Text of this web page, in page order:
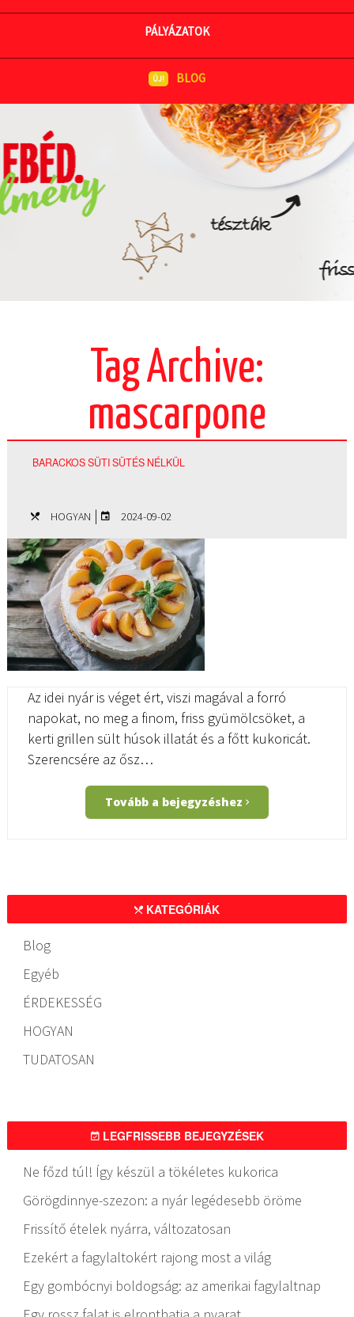
PÁLYÁZATOK
BLOG
Tag Archive:
mascarpone
BARACKOS SÜTI SÜTÉS NÉLKÜL
HOGYAN | 2024-09-02
Az idei nyár is véget ért, viszi magával a forró
napokat, no meg a finom, friss gyümölcsöket, a
kerti grillen sült húsok illatát és a főtt kukoricát.
Szerencsére az ősz…
Tovább a bejegyzéshez
KATEGÓRIÁK
Blog
Egyéb
ÉRDEKESSÉG
HOGYAN
TUDATOSAN
LEGFRISSEBB BEJEGYZÉSEK
Ne főzd túl! Így készül a tökéletes kukorica
Görögdinnye-szezon: a nyár legédesebb öröme
Frissítő ételek nyárra, változatosan
Ezekért a fagylaltokért rajong most a világ
Egy gombócnyi boldogság: az amerikai fagylaltnap